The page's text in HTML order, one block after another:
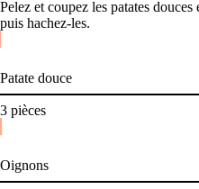
Pelez et coupez les patates
puis hachez-les.
Patate douce
3 pièces
Oignons